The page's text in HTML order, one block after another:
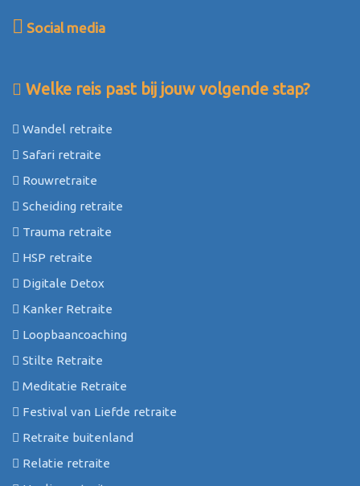
Social media
Welke reis past bij jouw volgende stap?
Wandel retraite
Safari retraite
Rouwretraite
Scheiding retraite
Trauma retraite
HSP retraite
Digitale Detox
Kanker Retraite
Loopbaancoaching
Stilte Retraite
Meditatie Retraite
Festival van Liefde retraite
Retraite buitenland
Relatie retraite